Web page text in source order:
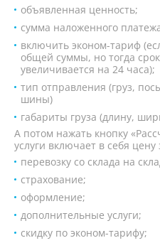
объявленная ценность;
сумма наложенного
включить эконом-тариф
общей суммы, но тогда
увеличивается на 24 часа);
тип отправления (груз,
шины)
габариты груза (длину,
А потом нажать кнопку
услуги включает в себя цену
перевозку со склада на
страхование;
оформление;
дополнительные услуги;
скидку по эконом-тарифу;